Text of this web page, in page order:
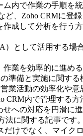
内で作業の手順を
ど、Zoho CRMに登
作成して分析を行う
）として活用する
業を効率的に進め
の準備と実施に関す
業活動の効率化や
CRM内で管理する方
への対応を円滑に
法に関する記事で
けでなく、マイク